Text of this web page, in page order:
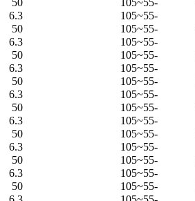
-55~105
50
-55~105
6.3
-55~105
50
-55~105
6.3
-55~105
50
-55~105
6.3
-55~105
50
-55~105
6.3
-55~105
50
-55~105
6.3
-55~105
50
-55~105
6.3
-55~105
50
-55~105
6.3
-55~105
50